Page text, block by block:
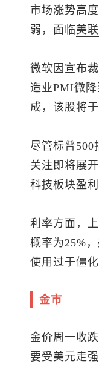
市场涨势高
弱，面临美
微软因宣布
造业PMI微
成，该股将
尽管标普500
关注即将展
科技板块盈
利率方面，
概率为25%
使用过于僵
金市
金价周一收跌
要受美元走